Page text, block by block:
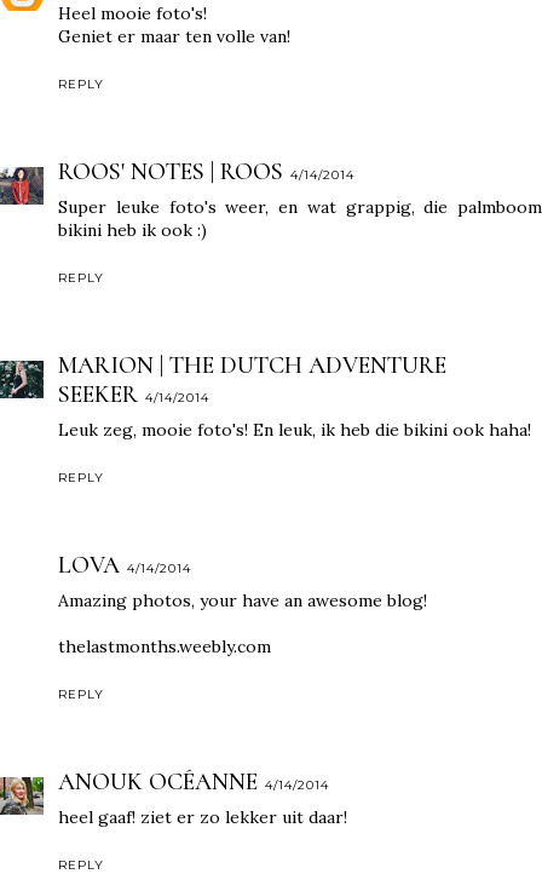
Heel mooie foto's!
Geniet er maar ten volle van!
REPLY
ROOS' NOTES | ROOS 4/14/2014
Super leuke foto's weer, en wat grappig, die palmboom
bikini heb ik ook :)
REPLY
MARION | THE DUTCH ADVENTURE
SEEKER 4/14/2014
Leuk zeg, mooie foto's! En leuk, ik heb die bikini ook haha!
REPLY
LOVA 4/14/2014
Amazing photos, your have an awesome blog!
thelastmonths.weebly.com
REPLY
ANOUK OCÉANNE 4/14/2014
heel gaaf! ziet er zo lekker uit daar!
REPLY